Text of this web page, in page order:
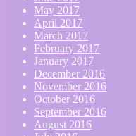
May 2017
April 2017
March 2017
February 2017
January 2017
December 2016
November 2016
October 2016
September 2016
August 2016